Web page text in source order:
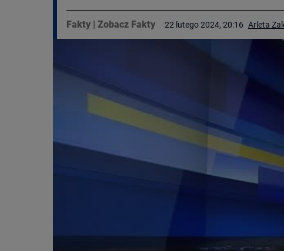
Fakty | Zobacz Fakty 22 lutego 2024, 20:16 Arleta